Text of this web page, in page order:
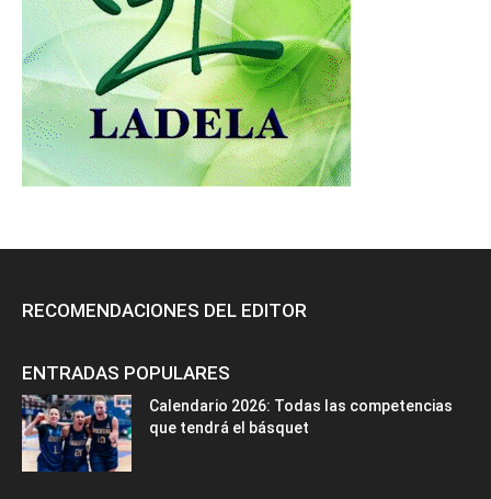
RECOMENDACIONES DEL EDITOR
ENTRADAS POPULARES
Calendario 2026: Todas las competencias
que tendrá el básquet